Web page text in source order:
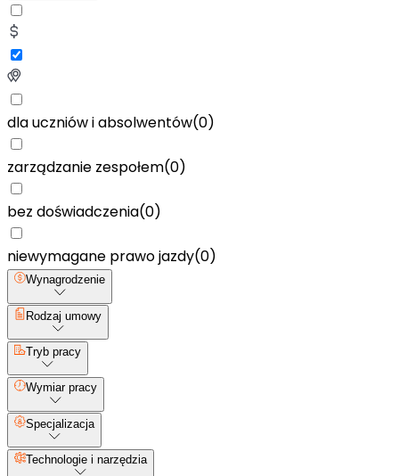
dla uczniów i absolwentów(0)
zarządzanie zespołem(0)
bez doświadczenia(0)
niewymagane prawo jazdy(0)
Wynagrodzenie
Rodzaj umowy
Tryb pracy
Wymiar pracy
Specjalizacja
Technologie i narzędzia